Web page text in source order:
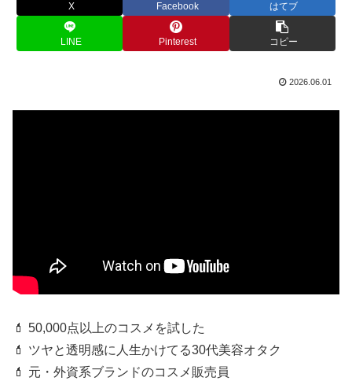
X Facebook はてブ
LINE Pinterest コピー
2026.06.01
💄 50,000点以上のコスメを試した
💄 ツヤと透明感に人生かけてる30代美容オタク
💄 元・外資系ブランドのコスメ販売員